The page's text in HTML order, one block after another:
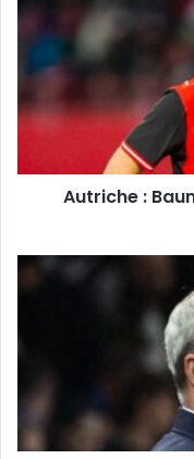
:
Baumgartner
renoncer
au
Mondial
Autriche :
Arsenal
veut
au
sur